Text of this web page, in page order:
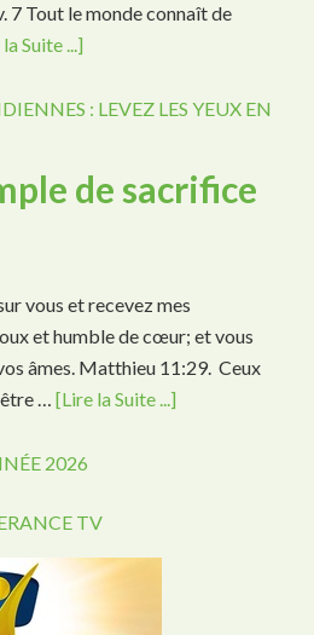
7 Tout le monde connaît de
Suite ...]
: LEVEZ LES YEUX EN
de sacrifice
vous et recevez mes
et humble de cœur; et vous
âmes. Matthieu 11:29. Ceux
être …[Lire la Suite ...]
2026
TV